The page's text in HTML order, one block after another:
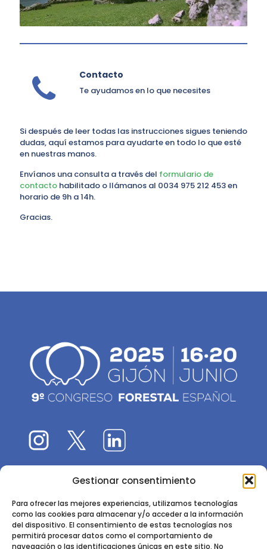
Gestionar consentimiento
Para ofrecer las mejores experiencias, utilizamos tecnologías
como las cookies para almacenar y/o acceder a la información
del dispositivo. El consentimiento de estas tecnologías nos
permitirá procesar datos como el comportamiento de
navegación o las identificaciones únicas en este sitio. No
Contacto
Te ayudamos en lo que necesites
Si después de leer todas las instrucciones sigues teniendo
dudas, aquí estamos para ayudarte en todo lo que esté
en nuestras manos.
Envíanos una consulta a través del formulario de
contacto habilitado o llámanos al 0034 975 212 453 en
horario de 9h a 14h.
Gracias.
El 9CFE es una actividad promovida por laSociedad
Instituto de Ciencias Forestales, INIA-CSIC
Ctra. de la Coruña km 7,5 - 28040 Madrid